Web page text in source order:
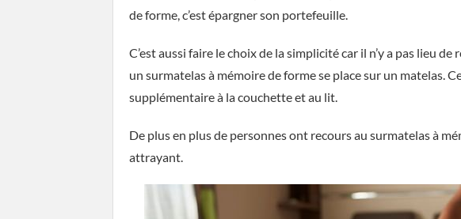
de forme, c’est épargner son portefeuille.
C’est aussi faire le choix de la simplicité car il n’y a pas lieu
un surmatelas à mémoire de forme se place sur un matelas.
supplémentaire à la couchette et au lit.
De plus en plus de personnes ont recours au surmatelas à
attrayant.